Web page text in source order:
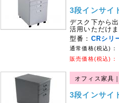
3段インサイ
デスク下から
活用いただけ
型番： CRシリ
通常価格(税込)：
販売価格(税込)：
オフィス家具
3段インサイ